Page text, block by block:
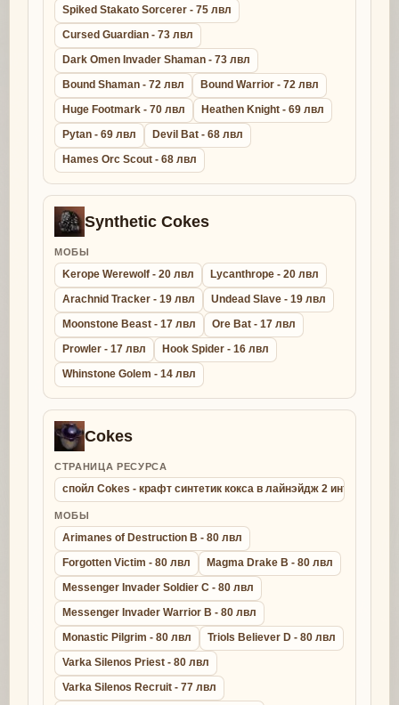
Spiked Stakato Sorcerer - 75 лвл
Cursed Guardian - 73 лвл
Dark Omen Invader Shaman - 73 лвл
Bound Shaman - 72 лвл
Bound Warrior - 72 лвл
Huge Footmark - 70 лвл
Heathen Knight - 69 лвл
Pytan - 69 лвл
Devil Bat - 68 лвл
Hames Orc Scout - 68 лвл
Synthetic Cokes
МОБЫ
Kerope Werewolf - 20 лвл
Lycanthrope - 20 лвл
Arachnid Tracker - 19 лвл
Undead Slave - 19 лвл
Moonstone Beast - 17 лвл
Ore Bat - 17 лвл
Prowler - 17 лвл
Hook Spider - 16 лвл
Whinstone Golem - 14 лвл
Cokes
СТРАНИЦА РЕСУРСА
спойл Cokes - крафт синтетик кокса в лайнэйдж 2 интерлюд
МОБЫ
Arimanes of Destruction B - 80 лвл
Forgotten Victim - 80 лвл
Magma Drake B - 80 лвл
Messenger Invader Soldier C - 80 лвл
Messenger Invader Warrior B - 80 лвл
Monastic Pilgrim - 80 лвл
Triols Believer D - 80 лвл
Varka Silenos Priest - 80 лвл
Varka Silenos Recruit - 77 лвл